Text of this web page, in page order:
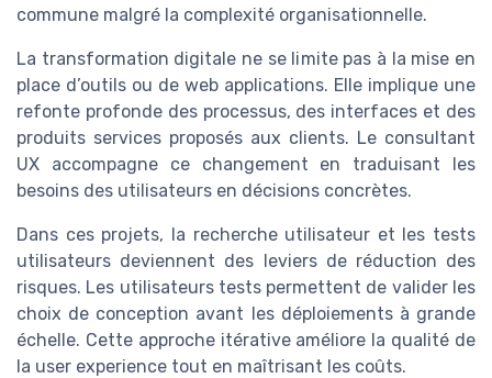
commune malgré la complexité organisationnelle.
La transformation digitale ne se limite pas à la mise en
place d’outils ou de web applications. Elle implique une
refonte profonde des processus, des interfaces et des
produits services proposés aux clients. Le consultant
UX accompagne ce changement en traduisant les
besoins des utilisateurs en décisions concrètes.
Dans ces projets, la recherche utilisateur et les tests
utilisateurs deviennent des leviers de réduction des
risques. Les utilisateurs tests permettent de valider les
choix de conception avant les déploiements à grande
échelle. Cette approche itérative améliore la qualité de
la user experience tout en maîtrisant les coûts.